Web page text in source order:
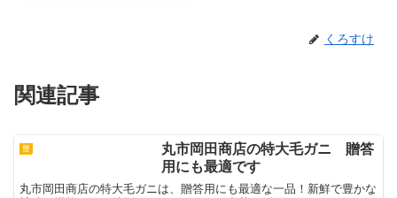
くろすけ
関連記事
蟹
丸市岡田商店の特大毛ガニ 贈答
用にも最適です
丸市岡田商店の特大毛ガニは、贈答用にも最適な一品！新鮮で豊かな